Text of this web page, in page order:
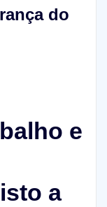
do
e
a